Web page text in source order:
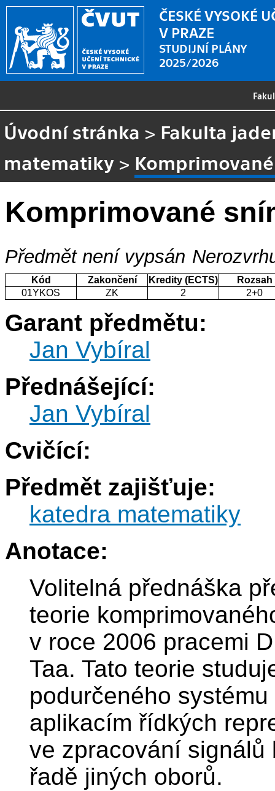
ČESKÉ VYSOKÉ
V PRAZE
STUDIJNÍ PLÁNY
2025/2026
Úvodní stránka > Fakulta
matematiky >
Komprimované
Předmět není vypsán
Kód Zakončení Kredity (ECTS)
Rozsah
01YKOS
ZK 2 2+0
Garant předmětu:
Jan Vybíral
Přednášející:
Jan Vybíral
Cvičící:
Předmět zajišťuje:
katedra matematiky
Anotace:
Volitelná přednáška
teorie
v roce 2006 pracemi
Taa. Tato teorie
podurčeného
aplikacím řídkých
ve zpracování signálů
řadě jiných oborů.